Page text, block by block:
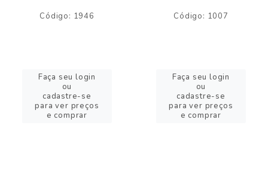
Código: 1946
Faça seu login
ou
cadastre-se
para ver preços
e comprar
Código: 1007
Faça seu login
ou
cadastre-se
para ver preços
e comprar